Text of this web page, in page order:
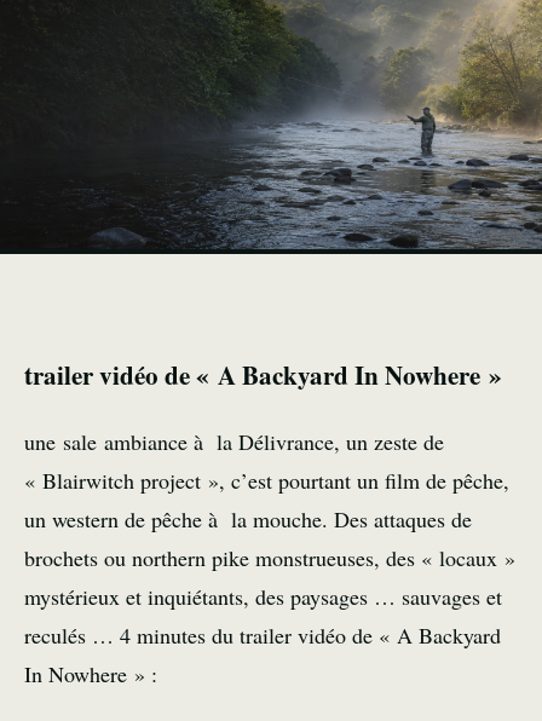
trailer vidéo de « A Backyard In Nowhere »
une sale ambiance à la Délivrance, un zeste de
« Blairwitch project », c’est pourtant un film de pêche,
un western de pêche à la mouche. Des attaques de
brochets ou northern pike monstrueuses, des « locaux »
mystérieux et inquiétants, des paysages … sauvages et
reculés … 4 minutes du trailer vidéo de « A Backyard
In Nowhere » :